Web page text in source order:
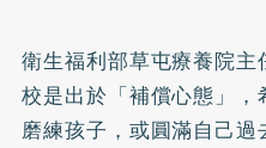
衛生福利部草屯療養院
校是出於「補償心態」
磨練孩子，或圓滿自己